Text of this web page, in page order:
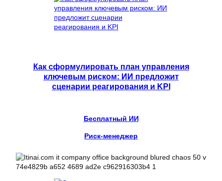
Как сформулировать план управления
ключевым риском: ИИ предложит
сценарии реагирования и KPI
Бесплатный ИИ
Риск-менеджер